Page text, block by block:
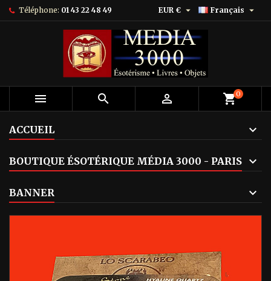
Téléphone: 01 43 22 48 49 Français 
EUR € 
   shopping_cart0
ACCUEIL
BOUTIQUE ÉSOTÉRIQUE MÉDIA 3000 - PARIS
BANNER